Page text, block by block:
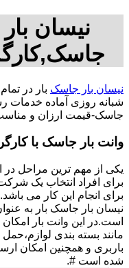
نیسان
نیسان بار جاسک بار در
شبانه روزی آماده خدمات
جاسک-قیمت ارزان و
وانت بار جاسک با
یکی از مهم ترین مراحل
برای افراد انتخاب یک
برای انجام این کار می
نیسان بار جاسک بار به
است.در این وانت بار
مانند بسته بندی
باربری و همچنین امکان
شده است #.